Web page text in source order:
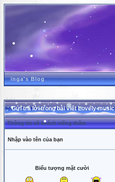
inga's Blog
Gửi trả lời trong bài viết Lovely music
Thông tin về khách viếng thăm
Nhập vào tên của bạn
Biểu tượng mặt cười